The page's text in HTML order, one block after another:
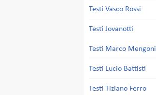
Testi Vasco Rossi
Testi Jovanotti
Testi Marco Mengoni
Testi Lucio Battisti
Testi Tiziano Ferro